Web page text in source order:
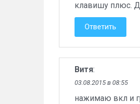
клавишу плюс.
Ответить
Витя:
03.08.2015 в 08:55
нажимаю вкл и